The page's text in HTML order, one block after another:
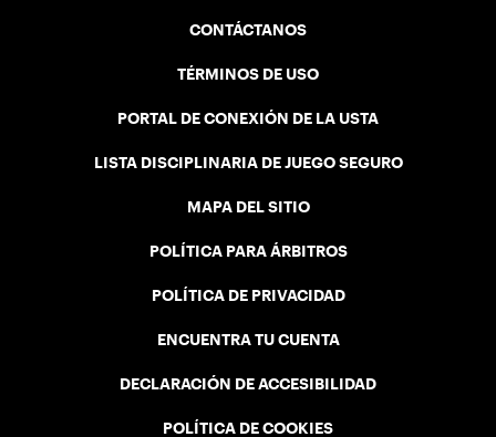
CONTÁCTANOS
TÉRMINOS DE USO
PORTAL DE CONEXIÓN DE LA USTA
LISTA DISCIPLINARIA DE JUEGO SEGURO
MAPA DEL SITIO
POLÍTICA PARA ÁRBITROS
POLÍTICA DE PRIVACIDAD
ENCUENTRA TU CUENTA
DECLARACIÓN DE ACCESIBILIDAD
POLÍTICA DE COOKIES